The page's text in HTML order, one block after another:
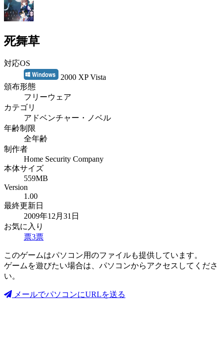
死舞草
対応OS
2000 XP Vista
頒布形態
フリーウェア
カテゴリ
アドベンチャー・ノベル
年齢制限
全年齢
制作者
Home Security Company
本体サイズ
559MB
Version
1.00
最終更新日
2009年12月31日
お気に入り
票3票
このゲームはパソコン用のファイルも提供しています。
ゲームを遊びたい場合は、パソコンからアクセスしてくださ
い。
メールでパソコンにURLを送る